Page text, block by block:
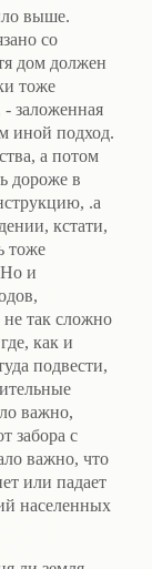
выше.
со
дом должен
тоже
заложенная
иной подход.
а потом
дороже в
.а
кстати,
тоже
Но и
не так сложно
как и
подвести,
важно,
забора с
важно, что
или падает
населенных